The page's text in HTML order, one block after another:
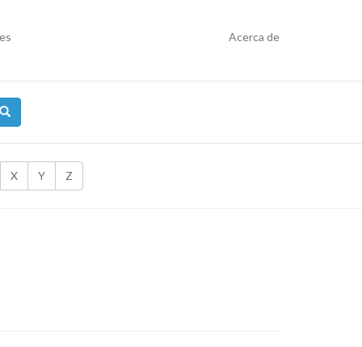
Acerca de
X Y Z